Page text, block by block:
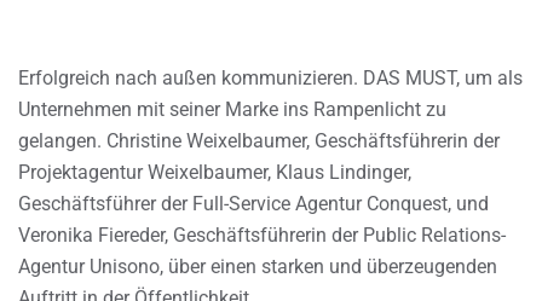
Erfolgreich nach außen kommunizieren. DAS MUST, um als
Unternehmen mit seiner Marke ins Rampenlicht zu
gelangen. Christine Weixelbaumer, Geschäftsführerin der
Projektagentur Weixelbaumer, Klaus Lindinger,
Geschäftsführer der Full-Service Agentur Conquest, und
Veronika Fiereder, Geschäftsführerin der Public Relations-
Agentur Unisono, über einen starken und überzeugenden